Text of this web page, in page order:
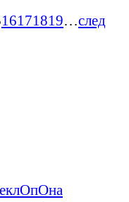
16171819…след